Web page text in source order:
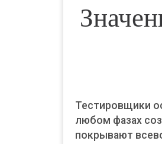
Тестировщики
любом фазах
покрывают